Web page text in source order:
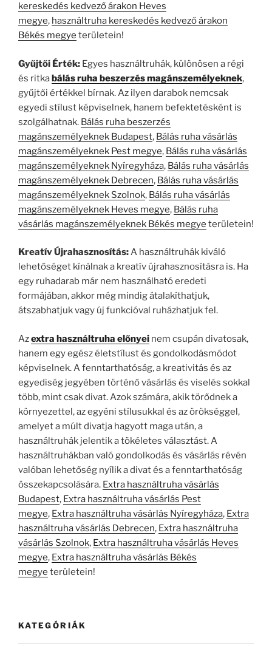
kereskedés kedvező árakon Heves
megye, használtruha kereskedés kedvező árakon
Békés megye területein!
Gyűjtői Érték: Egyes használtruhák, különösen a régi
és ritkabálás ruha beszerzés magánszemélyeknek,
gyűjtői értékkel bírnak. Az ilyen darabok nemcsak
egyedi stílust képviselnek, hanem befektetésként is
szolgálhatnak. Bálás ruha beszerzés
magánszemélyeknek Budapest, Bálás ruha vásárlás
magánszemélyeknek Pest megye, Bálás ruha vásárlás
magánszemélyeknek Nyíregyháza, Bálás ruha vásárlás
magánszemélyeknek Debrecen, Bálás ruha vásárlás
magánszemélyeknek Szolnok, Bálás ruha vásárlás
magánszemélyeknek Heves megye, Bálás ruha
vásárlás magánszemélyeknek Békés megye területein!
Kreatív Újrahasznosítás:A használtruhák kiváló
lehetőséget kínálnak a kreatív újrahasznosításra is. Ha
egy ruhadarab már nem használható eredeti
formájában, akkor még mindig átalakíthatjuk,
átszabhatjuk vagy új funkcióval ruházhatjuk fel.
Azextra használtruha előnyei nem csupán divatosak,
hanem egy egész életstílust és gondolkodásmódot
képviselnek. A fenntarthatóság, a kreativitás és az
egyediség jegyében történő vásárlás és viselés sokkal
több, mint csak divat. Azok számára, akik törődnek a
környezettel, az egyéni stílusukkal és az örökséggel,
amelyet a múlt divatja hagyott maga után, a
használtruhák jelentik a tökéletes választást. A
használtruhákban való gondolkodás és vásárlás révén
valóban lehetőség nyílik a divat és a fenntarthatóság
összekapcsolására. Extra használtruha vásárlás
Budapest, Extra használtruha vásárlás Pest
megye, Extra használtruha vásárlás Nyíregyháza, Extra
használtruha vásárlás Debrecen, Extra használtruha
vásárlás Szolnok, Extra használtruha vásárlás Heves
megye, Extra használtruha vásárlás Békés
megye területein!
KATEGÓRIÁK